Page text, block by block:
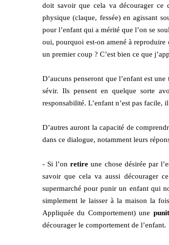
doit savoir que cela va décourager ce
physique (claque, fessée) en agissant
pour l’enfant qui a mérité que l’on se
oui, pourquoi est-on amené à
un premier coup ? C’est bien ce que
D’aucuns penseront que l’enfant est
sévir. Ils pensent en quelque sorte
responsabilité. L’enfant n’est pas facile,
D’autres auront la capacité de
dans ce dialogue, notamment leurs
- Si l’onretire une chose désirée par
savoir que cela va aussi décourager
supermarché pour punir un enfant qui
simplement le laisser à la maison la
Appliquée du Comportement) une
décourager le comportement de l’enfant.